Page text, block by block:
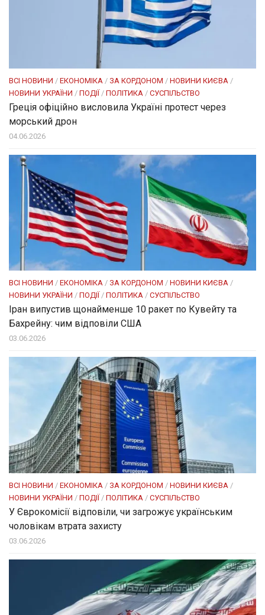
ВСІ НОВИНИ / ЕКОНОМІКА / ЗА КОРДОНОМ / НОВИНИ КИЄВА /
НОВИНИ УКРАЇНИ / ПОДІЇ/ ПОЛІТИКА / СУСПІЛЬСТВО
Греція офіційно висловила Україні протест через
морський дрон
04.06.2026
ВСІ НОВИНИ / ЕКОНОМІКА / ЗА КОРДОНОМ / НОВИНИ КИЄВА /
НОВИНИ УКРАЇНИ / ПОДІЇ / ПОЛІТИКА / СУСПІЛЬСТВО
Іран випустив щонайменше 10 ракет по Кувейту та
Бахрейну: чим відповіли США
03.06.2026
ВСІ НОВИНИ / ЕКОНОМІКА / ЗА КОРДОНОМ / НОВИНИ КИЄВА /
НОВИНИ УКРАЇНИ / ПОДІЇ / ПОЛІТИКА / СУСПІЛЬСТВО
У Єврокомісії відповіли, чи загрожує українським
чоловікам втрата захисту
03.06.2026